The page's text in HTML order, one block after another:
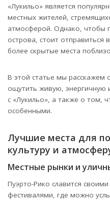
«Лукильо» является
местных жителей,
атмосферой. Однако, чтобы
острова, стоит отправиться
более скрытые места
В этой статье мы расскажем
ощутить живую, энергичную
с «Лукильо», а также о том,
особенными.
Лучшие места для
культуру и
Местные рынки и
Пуэрто-Рико славится
фестивалями, где можно